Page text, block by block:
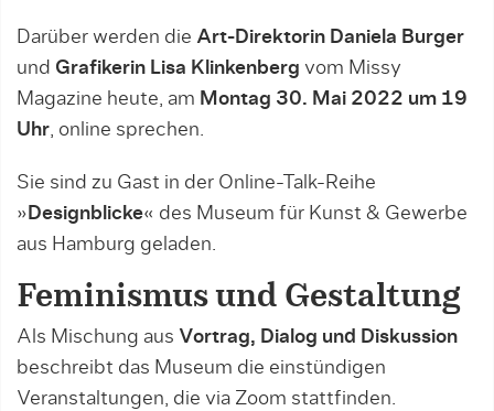
Darüber werden die Art-Direktorin Daniela Burger
und Grafikerin Lisa Klinkenberg vom Missy
Magazine heute, am Montag 30. Mai 2022 um 19
Uhr, online sprechen.
Sie sind zu Gast in der Online-Talk-Reihe
» Designblicke« des Museum für Kunst & Gewerbe
aus Hamburg geladen.
Feminismus und Gestaltung
Als Mischung aus Vortrag, Dialog und Diskussion
beschreibt das Museum die einstündigen
Veranstaltungen, die via Zoom stattfinden.